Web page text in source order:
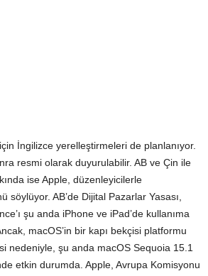
İngilizce yerelleştirmeleri de planlanıyor.
resmi olarak duyurulabilir. AB ve Çin ile
ise Apple, düzenleyicilerle
söylüyor. AB’de Dijital Pazarlar Yasası,
şu anda iPhone ve iPad’de kullanıma
macOS’in bir kapı bekçisi platformu
nedeniyle, şu anda macOS Sequoia 15.1
etkin durumda. Apple, Avrupa Komisyonu